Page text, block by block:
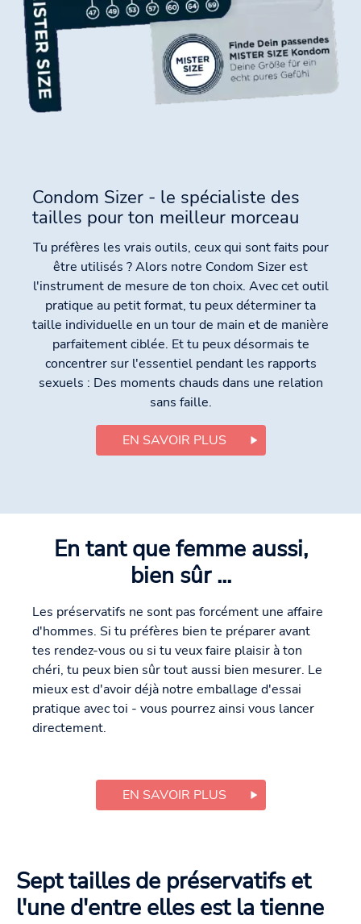
Condom Sizer - le spécialiste des
tailles pour ton meilleur morceau
Tu préfères les vrais outils, ceux qui sont faits pour
être utilisés ? Alors notre Condom Sizer est
l'instrument de mesure de ton choix. Avec cet outil
pratique au petit format, tu peux déterminer ta
taille individuelle en un tour de main et de manière
parfaitement ciblée. Et tu peux désormais te
concentrer sur l'essentiel pendant les rapports
sexuels : Des moments chauds dans une relation
sans faille.
EN SAVOIR PLUS
En tant que femme aussi,
bien sûr ...
Les préservatifs ne sont pas forcément une affaire
d'hommes. Si tu préfères bien te préparer avant
tes rendez-vous ou si tu veux faire plaisir à ton
chéri, tu peux bien sûr tout aussi bien mesurer. Le
mieux est d'avoir déjà notre emballage d'essai
pratique avec toi - vous pourrez ainsi vous lancer
directement.
EN SAVOIR PLUS
Sept tailles de préservatifs et
l'une d'entre elles est la tienne